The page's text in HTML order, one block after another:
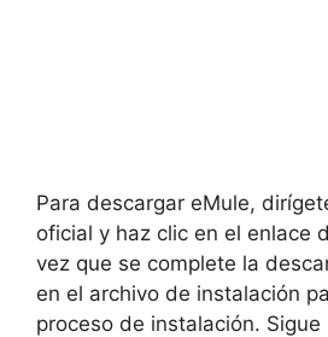
Para descargar eMule,
oficial y haz clic en el enlace
vez que se complete la
en el archivo de instalación
proceso de instalación.